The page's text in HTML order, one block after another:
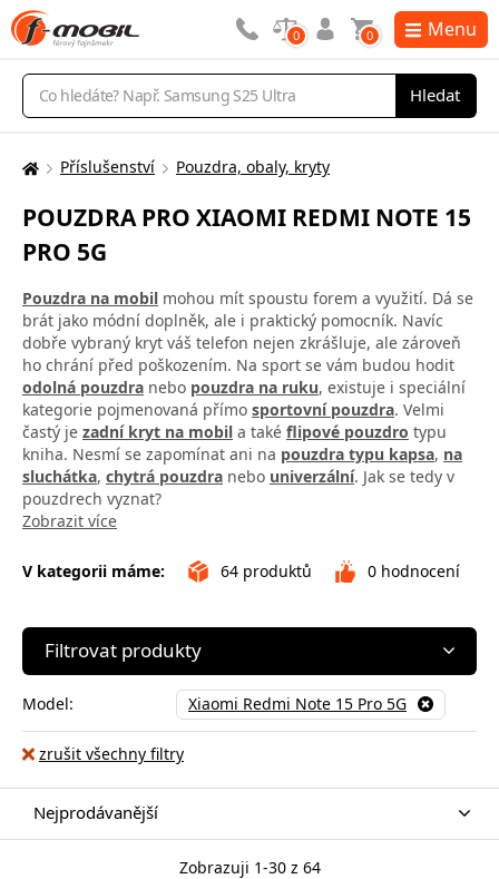
Vyhledávání
Hledat
0 0 Menu
Zde
nacházíte:
Příslušenství Pouzdra, obaly, kryty
POUZDRA PRO XIAOMI REDMI NOTE 15
PRO 5G
Pouzdra na mobil mohou mít spoustu forem a využití. Dá se
brát jako módní doplněk, ale i praktický pomocník. Navíc
dobře vybraný kryt váš telefon nejen zkrášluje, ale zároveň
ho chrání před poškozením. Na sport se vám budou hodit
odolná pouzdra nebo pouzdra na ruku, existuje i speciální
kategorie pojmenovaná přímo sportovní pouzdra. Velmi
častý je zadní kryt na mobil a také flipové pouzdro typu
kniha. Nesmí se zapomínat ani na pouzdra typu kapsa, na
sluchátka, chytrá pouzdra nebo univerzální. Jak se tedy v
pouzdrech vyznat?
Zobrazit více
V kategorii máme: 64 produktů 0 hodnocení
Filtrovat produkty
Model: Xiaomi Redmi Note 15 Pro 5G
zrušit všechny filtry
Nejprodávanější
Zobrazuji 1-30 z 64